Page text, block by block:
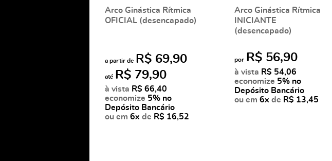
Arco Ginástica Rítmica
OFICIAL (desencapado)
a partir de R$ 69,90
até R$ 79,90
à vista R$ 66,40
economize 5% no
Depósito Bancário
ou em 6x de R$ 16,52
Arco Ginástica Rítmica
INICIANTE
(desencapado)
por R$ 56,90
à vista R$ 54,06
economize 5% no
Depósito Bancário
ou em 6x de R$ 13,45